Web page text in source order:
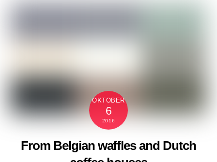
OKTOBER
6
2016
From Belgian waffles and Dutch